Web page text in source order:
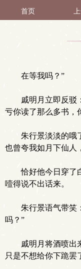
首页
在等我吗？”
戚明月立即反驳
亏你读了那么多书，
朱行景淡淡的哦
也曾夸我如月下仙人
恰好他今日穿了
噎得说不出话来。
朱行景语气带笑
吗？”
戚明月将酒喷出
只是不想给你下跪罢